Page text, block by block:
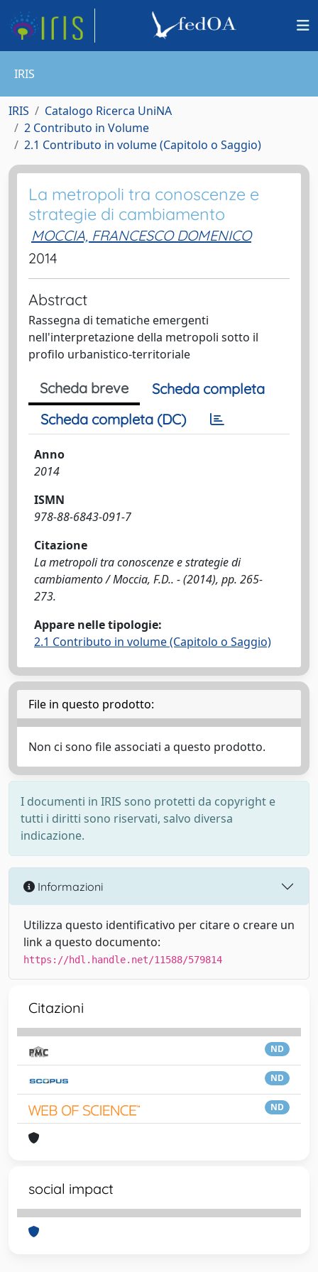
IRIS
IRIS
Catalogo Ricerca UniNA
2 Contributo in Volume
2.1 Contributo in volume (Capitolo o Saggio)
La metropoli tra conoscenze e
strategie di cambiamento
MOCCIA, FRANCESCO DOMENICO
2014
Abstract
Rassegna di tematiche emergenti
nell'interpretazione della metropoli sotto il
profilo urbanistico-territoriale
Scheda breve
Scheda completa
Scheda completa (DC)
Anno
2014
ISMN
978-88-6843-091-7
Citazione
La metropoli tra conoscenze e strategie di
cambiamento / Moccia, F.D.. - (2014), pp. 265-
273.
Appare nelle tipologie:
2.1 Contributo in volume (Capitolo o Saggio)
File in questo prodotto:
Non ci sono file associati a questo prodotto.
I documenti in IRIS sono protetti da copyright e
tutti i diritti sono riservati, salvo diversa
indicazione.
Informazioni
Utilizza questo identificativo per citare o creare un
link a questo documento:
https://hdl.handle.net/11588/579814
Citazioni
ND
ND
ND
social impact